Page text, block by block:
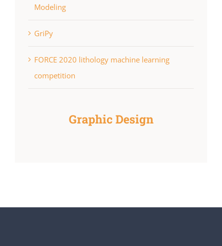
Modeling
GriPy
FORCE 2020 lithology machine learning
competition
Graphic Design